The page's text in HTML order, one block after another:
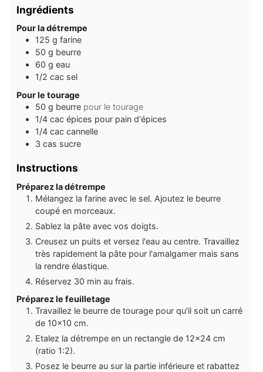
Ingrédients
Pour la détrempe
125 g farine
50 g beurre
60 g eau
1/2 cac sel
Pour le tourage
50 g beurre pour le tourage
1/4 cac épices pour pain d'épices
1/4 cac cannelle
3 cas sucre
Instructions
Préparez la détrempe
Mélangez la farine avec le sel. Ajoutez le beurre
coupé en morceaux.
Sablez la pâte avec vos doigts.
Creusez un puits et versez l'eau au centre. Travaillez
très rapidement la pâte pour l'amalgamer mais sans
la rendre élastique.
Réservez 30 min au frais.
Préparez le feuilletage
Travaillez le beurre de tourage pour qu'il soit un carré
de 10x10 cm.
Etalez la détrempe en un rectangle de 12x24 cm
(ratio 1:2).
Posez le beurre au sur la partie inférieure et rabattez